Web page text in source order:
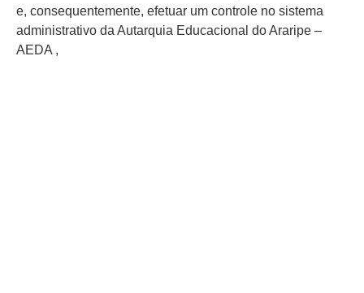
e, consequentemente, efetuar um controle no sistema
administrativo da Autarquia Educacional do Araripe –
AEDA ,